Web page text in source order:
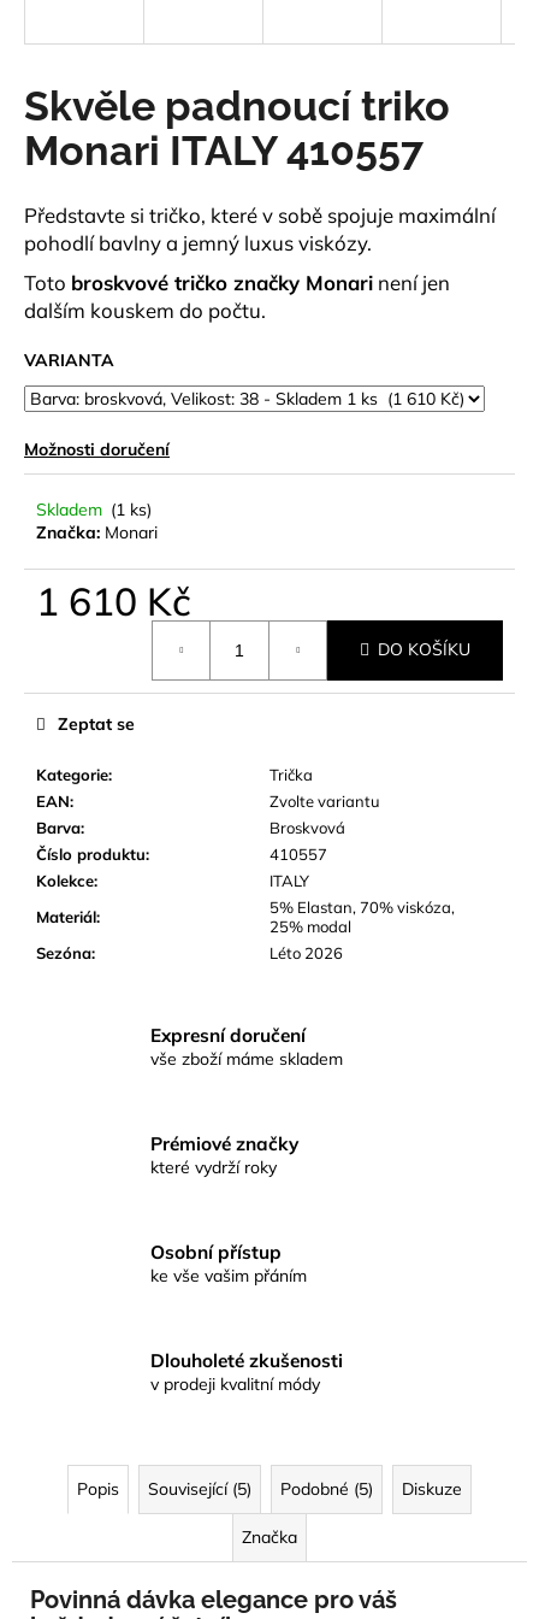
Skvěle padnoucí triko
Monari ITALY 410557
Představte si tričko, které v sobě spojuje maximální
pohodlí bavlny a jemný luxus viskózy.
Toto broskvové tričko značky Monari není jen
dalším kouskem do počtu.
VARIANTA
Možnosti doručení
Skladem (1 ks)
Značka: Monari
1 610 Kč
DO KOŠÍKU
Kategorie:
Trička
EAN:
Zvolte variantu
Barva:
Broskvová
Číslo produktu:
410557
Kolekce:
ITALY
Materiál:
5% Elastan, 70% viskóza,
25% modal
Sezóna: Léto 2026
Zeptat se
Expresní doručení
vše zboží máme skladem
Prémiové značky
které vydrží roky
Osobní přístup
ke vše vašim přáním
Dlouholeté zkušenosti
v prodeji kvalitní módy
Popis Související (5) Podobné (5) Diskuze
Značka
Povinná dávka elegance pro váš
í
t
?
HLEDAT
D
o
p
o
u
č
u